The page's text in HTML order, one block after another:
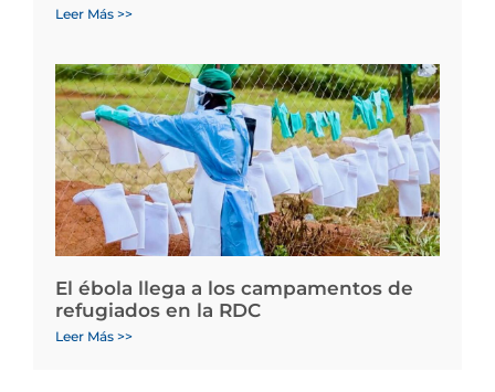
Leer Más >>
El ébola llega a los campamentos de
refugiados en la RDC
Leer Más >>